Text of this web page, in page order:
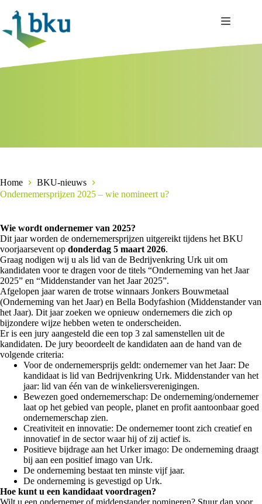
naar
inhoud
Home
BKU-nieuws
Ondernemersprijzen 2025 – wie nomineert u?
Wie wordt ondernemer van 2025?
Dit jaar worden de ondernemersprijzen uitgereikt tijdens het BKU
voorjaarsevent op donderdag 5 maart 2026.
Graag nodigen wij u als lid van de Bedrijvenkring Urk uit om
kandidaten voor te dragen voor de titels “Onderneming van het Jaar
2025” en “Middenstander van het Jaar 2025”.
Afgelopen jaar waren de trotse winnaars Jonkers Bouwmetaal
(Onderneming van het Jaar) en Bella Bodyfashion (Middenstander van
het Jaar). Dit jaar zoeken we opnieuw ondernemers die zich op
bijzondere wijze hebben weten te onderscheiden.
Er is een jury aangesteld die een top 3 zal samenstellen uit de
kandidaten. De jury beoordeelt de kandidaten aan de hand van de
volgende criteria:
Voor de ondernemersprijs geldt: ondernemer van het Jaar: De
kandidaat is lid van Bedrijvenkring Urk. Middenstander van het
jaar: lid van één van de winkeliersverenigingen.
Bewezen goed ondernemerschap: De onderneming/ondernemer
laat op het gebied van people, planet en profit aantoonbaar goed
ondernemerschap zien.
Creativiteit en innovatie: De ondernemer toont zich creatief en
innovatief in de sector waar hij of zij actief is.
Positieve bijdrage aan het Urker imago: De onderneming draagt
bij aan een positief imago van Urk.
De onderneming bestaat ten minste vijf jaar.
De onderneming is gevestigd op Urk.
Hoe kunt u een kandidaat voordragen?
Wilt u een ondernemer of middenstander nomineren? Stuur dan voor